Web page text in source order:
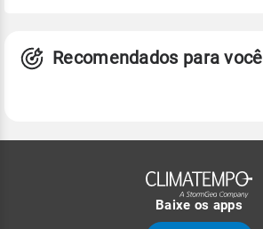
Recomendados para você
Baixe os apps